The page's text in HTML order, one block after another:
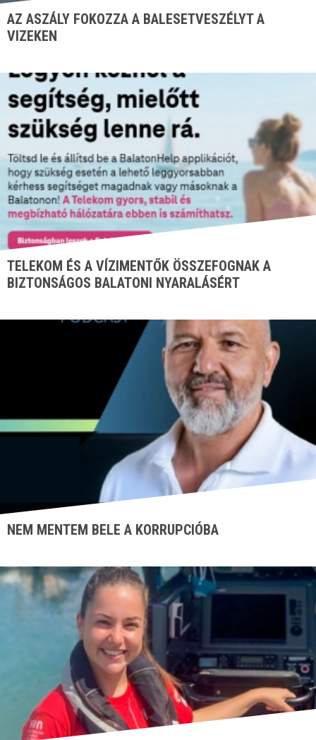
AZ ASZÁLY FOKOZZA A BALESETVESZÉLYT A
VIZEKEN
TELEKOM ÉS A VÍZIMENTŐK ÖSSZEFOGNAK A
BIZTONSÁGOS BALATONI NYARALÁSÉRT
NEM MENTEM BELE A KORRUPCIÓBA